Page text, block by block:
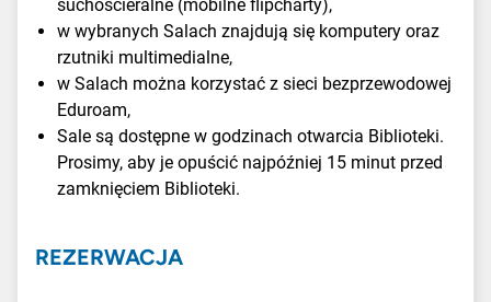
suchościeralne (mobilne flipcharty),
w wybranych Salach znajdują się komputery oraz
rzutniki multimedialne,
w Salach można korzystać z sieci bezprzewodowej
Eduroam,
Sale są dostępne w godzinach otwarcia Biblioteki.
Prosimy, aby je opuścić najpóźniej 15 minut przed
zamknięciem Biblioteki.
REZERWACJA